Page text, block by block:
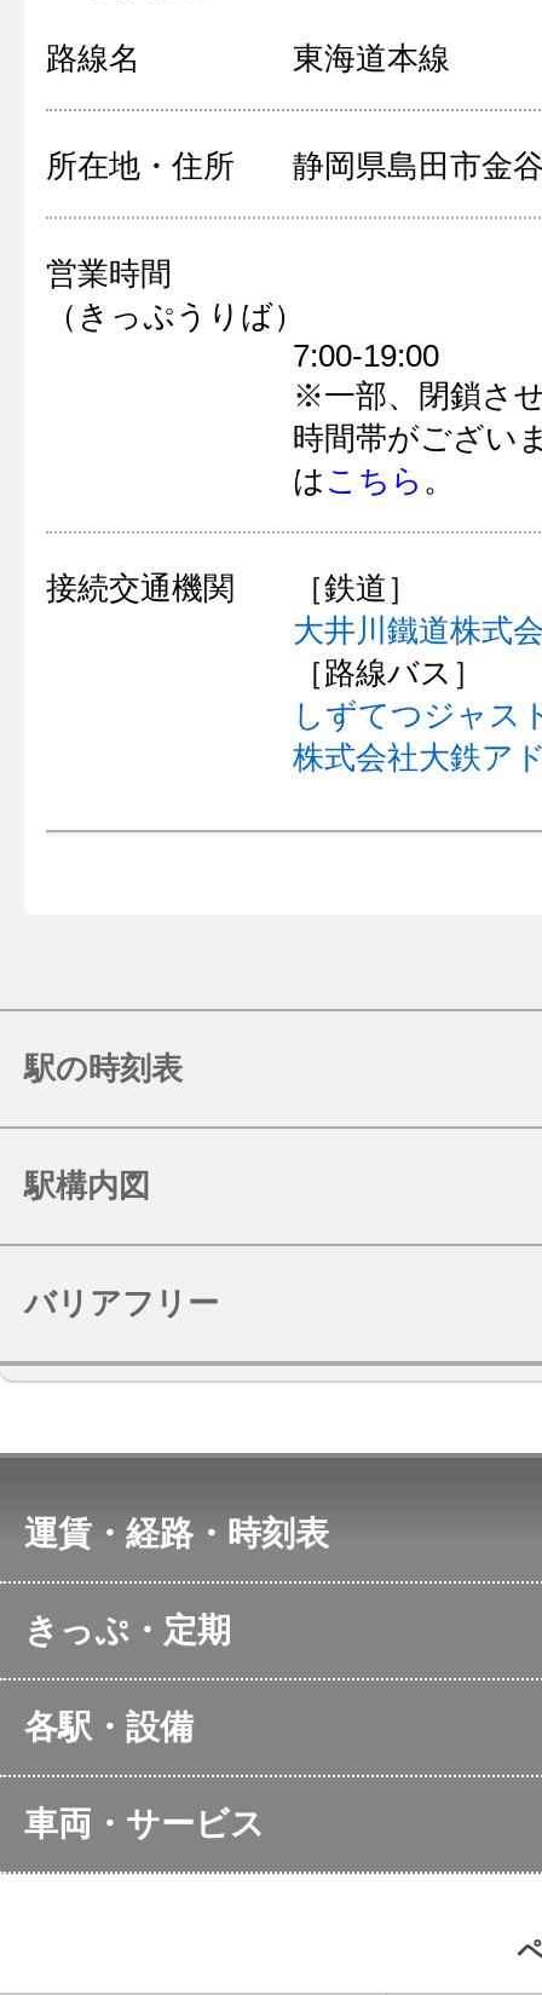
路線名 東海道本線
所在地・住所 静岡県島田市金
営業時間
（きっぷうりば）
7:00-19:00
※一部、閉鎖さ
時間帯がござい
は こちら 。
接続交通機関
［鉄道］
大井川鐵道株式
［路線バス］
しずてつジャス
株式会社大鉄ア
駅の時刻表
駅構内図
バリアフリー
運賃・経路・時刻表
アクセス検索
東海道・山陽新幹線の時
刻表
ＪＲ東海
のぞみの全席指定席
在来線特
きっぷ・定期
定期運賃検索
通勤・通学定期券のご購
入方法
在来線特
お得なきっぷ
きっぷの
各駅・設備
主な駅のご案内
お身体の不自由なお客
お忘れ物
車両・サービス
無料Wi-